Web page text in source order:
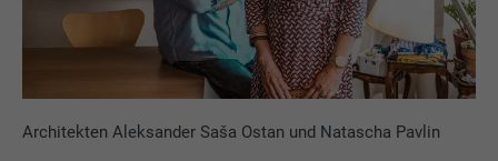
Architekten Aleksander Saša Ostan und Natascha Pavlin